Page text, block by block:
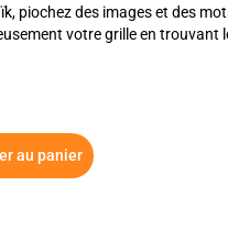
piochez des images et des
votre grille en trouvant
au panier